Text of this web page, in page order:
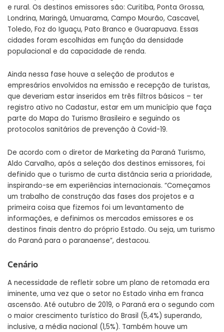
e rural. Os destinos emissores são: Curitiba, Ponta Grossa,
Londrina, Maringá, Umuarama, Campo Mourão, Cascavel,
Toledo, Foz do Iguaçu, Pato Branco e Guarapuava. Essas
cidades foram escolhidas em função da densidade
populacional e da capacidade de renda.
Ainda nessa fase houve a seleção de produtos e
empresários envolvidos na emissão e recepção de turistas,
que deveriam estar inseridos em três filtros básicos – ter
registro ativo no Cadastur, estar em um município que faça
parte do Mapa do Turismo Brasileiro e seguindo os
protocolos sanitários de prevenção à Covid-19.
De acordo com o diretor de Marketing da Paraná Turismo,
Aldo Carvalho, após a seleção dos destinos emissores, foi
definido que o turismo de curta distância seria a prioridade,
inspirando-se em experiências internacionais. “Começamos
um trabalho de construção das fases dos projetos e a
primeira coisa que fizemos foi um levantamento de
informações, e definimos os mercados emissores e os
destinos finais dentro do próprio Estado. Ou seja, um turismo
do Paraná para o paranaense”, destacou.
Cenário
A necessidade de refletir sobre um plano de retomada era
iminente, uma vez que o setor no Estado vinha em franca
ascensão. Até outubro de 2019, o Paraná era o segundo com
o maior crescimento turístico do Brasil (5,4%) superando,
inclusive, a média nacional (1,5%). Também houve um